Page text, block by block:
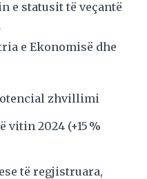
e statusit të veçantë
e Ekonomisë dhe
zhvillimi
vitin 2024 (+15 %
të regjistruara,